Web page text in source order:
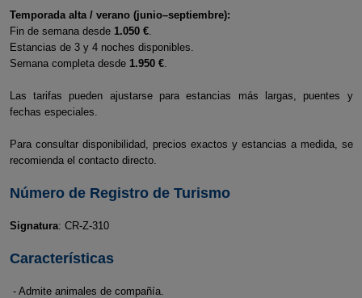
Temporada alta / verano (junio–septiembre):
Fin de semana desde 1.050 €.
Estancias de 3 y 4 noches disponibles.
Semana completa desde 1.950 €.
Las tarifas pueden ajustarse para estancias más largas, puentes y
fechas especiales.
Para consultar disponibilidad, precios exactos y estancias a medida, se
recomienda el contacto directo.
Número de Registro de Turismo
Signatura: CR-Z-310
Características
- Admite animales de compañía.